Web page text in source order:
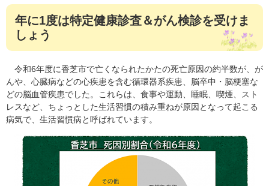
年に1度は特定健康診査＆がん検診を受けま
しょう
令和6年度に香芝市で亡くなられたかたの死亡原因の約半数が、が
んや、心臓病などの心疾患を含む循環器系疾患、脳卒中・脳梗塞な
どの脳血管疾患でした。これらは、食事や運動、睡眠、喫煙、スト
レスなど、ちょっとした生活習慣の積み重ねが原因となって起こる
病気で、生活習慣病と呼ばれています。